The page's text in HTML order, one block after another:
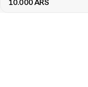
10.000ARS